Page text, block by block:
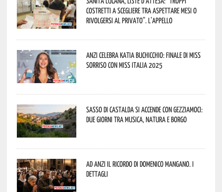
costretti a scegliere tra aspettare mesi o
rivolgersi al privato”. L’appello
Anzi celebra Katia Buchicchio: finale di Miss
Sorriso con Miss Italia 2025
Sasso di Castalda si accende con Gezziamoci:
due giorni tra musica, natura e borgo
Ad Anzi il ricordo di Domenico Mangano. I
dettagli